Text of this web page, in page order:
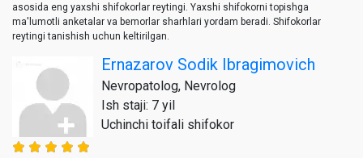
asosida eng yaxshi shifokorlar reytingi. Yaxshi shifokorni topishga
ma'lumotli anketalar va bemorlar sharhlari yordam beradi. Shifokorlar
reytingi tanishish uchun keltirilgan.
Ernazarov Sodik Ibragimovich
Nevropatolog, Nevrolog
Ish staji: 7 yil
Uchinchi toifali shifokor